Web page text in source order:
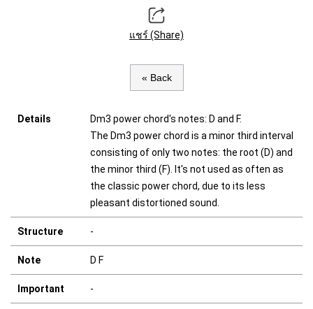
แชร์ (Share)
« Back
Details
Dm3 power chord's notes: D and F.
The Dm3 power chord is a minor third interval
consisting of only two notes: the root (D) and
the minor third (F). It's not used as often as
the classic power chord, due to its less
pleasant distortioned sound.
Structure -
Note D F
Important -